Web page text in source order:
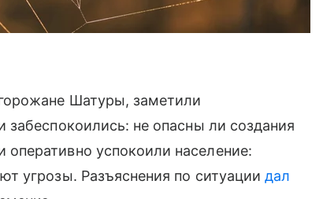
Шатуры, заметили
забеспокоились: не опасны ли создания
успокоили население:
угрозы. Разъяснения по ситуации дал